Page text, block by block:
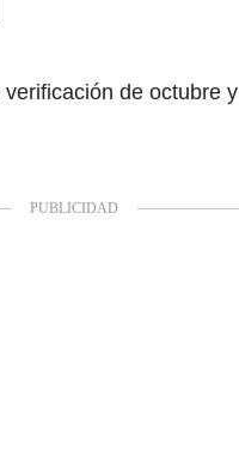
de octubre y